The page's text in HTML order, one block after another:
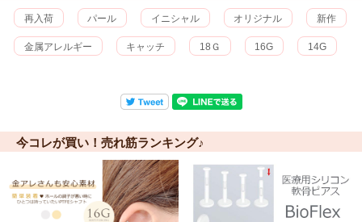
再入荷 パール イニシャル オリジナル 新作
金属アレルギー キャッチ 18Ｇ 16G 14G
今コレが買い！売れ筋ランキング♪